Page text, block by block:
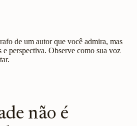
de um autor que você admira, mas
e perspectiva. Observe como sua voz
não é